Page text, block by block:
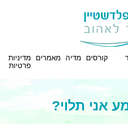
קורסים מדיה מאמרים
מדיניות
פרטיות
אני תלוי?